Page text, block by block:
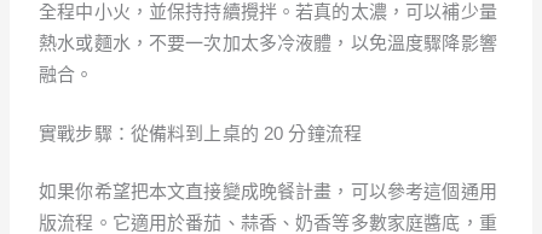
全程中小火，並保持持續攪拌。若真的太濃，可以補少量
熱水或麵水，不要一次加太多冷液體，以免溫度驟降影響
融合。
實戰步驟：從備料到上桌的 20 分鐘流程
如果你希望把本文直接變成晚餐計畫，可以參考這個通用
版流程。它適用於番茄、蒜香、奶香等多數家庭醬底，重